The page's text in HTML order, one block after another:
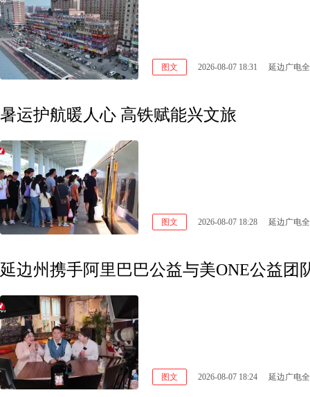
图文 2026-08-07 18:31 延边广电
暑运护航暖人心 高铁赋能兴文旅
图文 2026-08-07 18:28 延边广电
延边州携手阿里巴巴公益与美ONE公益团
图文 2026-08-07 18:24 延边广电